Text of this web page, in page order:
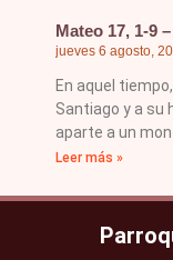
Mateo 17, 1-9
jueves 6 agosto,
En aquel
Santiago y a su
aparte a un
Leer más »